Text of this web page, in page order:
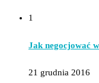
1
Jak negocjować
21 grudnia 2016